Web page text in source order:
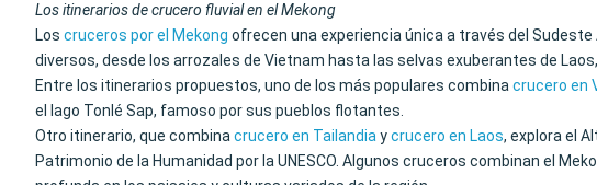
Los itinerarios de crucero fluvial en el Mekong
Los cruceros por el Mekong ofrecen una experiencia única a través del
diversos, desde los arrozales de Vietnam hasta las selvas exuberantes de
Entre los itinerarios propuestos, uno de los más populares combina crucero en
el lago Tonlé Sap, famoso por sus pueblos flotantes.
Otro itinerario, que combina crucero en Tailandia ycrucero en Laos, explora el
Patrimonio de la Humanidad por la UNESCO. Algunos cruceros combinan el